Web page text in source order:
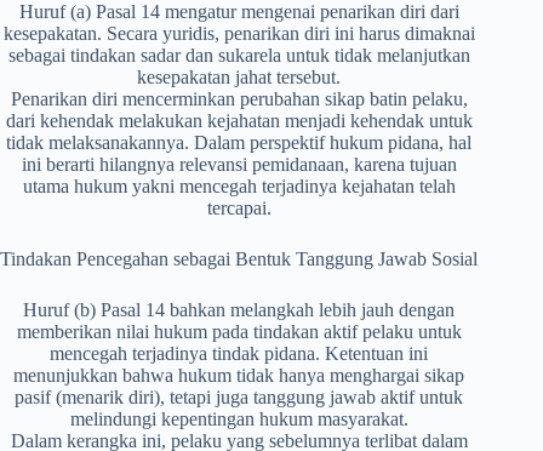
Huruf (a) Pasal 14 mengatur mengenai penarikan diri dari
kesepakatan. Secara yuridis, penarikan diri ini harus dimaknai
sebagai tindakan sadar dan sukarela untuk tidak melanjutkan
kesepakatan jahat tersebut.
Penarikan diri mencerminkan perubahan sikap batin pelaku,
dari kehendak melakukan kejahatan menjadi kehendak untuk
tidak melaksanakannya. Dalam perspektif hukum pidana, hal
ini berarti hilangnya relevansi pemidanaan, karena tujuan
utama hukum yakni mencegah terjadinya kejahatan telah
tercapai.
Tindakan Pencegahan sebagai Bentuk Tanggung Jawab Sosial
Huruf (b) Pasal 14 bahkan melangkah lebih jauh dengan
memberikan nilai hukum pada tindakan aktif pelaku untuk
mencegah terjadinya tindak pidana. Ketentuan ini
menunjukkan bahwa hukum tidak hanya menghargai sikap
pasif (menarik diri), tetapi juga tanggung jawab aktif untuk
melindungi kepentingan hukum masyarakat.
Dalam kerangka ini, pelaku yang sebelumnya terlibat dalam